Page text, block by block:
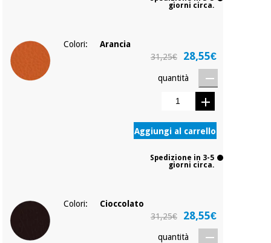
giorni circa.
Colori:
Arancia
31,25€
28,55€
quantità
Aggiungi al carrello
Spedizione in 3-5
giorni circa.
Colori:
Cioccolato
31,25€
28,55€
quantità